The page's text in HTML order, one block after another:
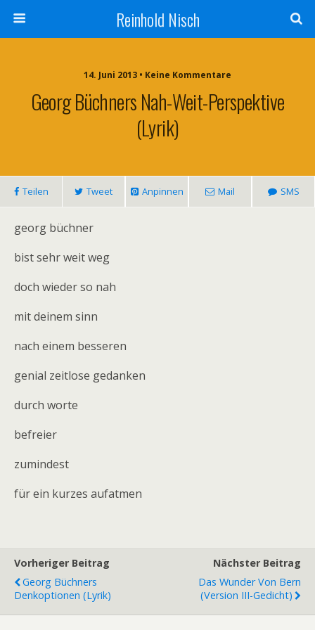
Reinhold Nisch
14. Juni 2013 • Keine Kommentare
Georg Büchners Nah-Weit-Perspektive
(lyrik)
Teilen Tweet Anpinnen Mail SMS
georg büchner
bist sehr weit weg
doch wieder so nah
mit deinem sinn
nach einem besseren
genial zeitlose gedanken
durch worte
befreier
zumindest
für ein kurzes aufatmen
Vorheriger Beitrag
Georg Büchners
Denkoptionen (Lyrik)
Nächster Beitrag
Das Wunder Von Bern
(Version III-Gedicht)